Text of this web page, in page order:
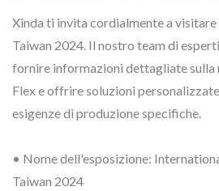
Xinda ti invita cordialmente a
Taiwan 2024. Il nostro team di
fornire informazioni dettagliate sulla
Flex e offrire soluzioni
esigenze di produzione specifiche.
• Nome dell'esposizione:
Taiwan 2024